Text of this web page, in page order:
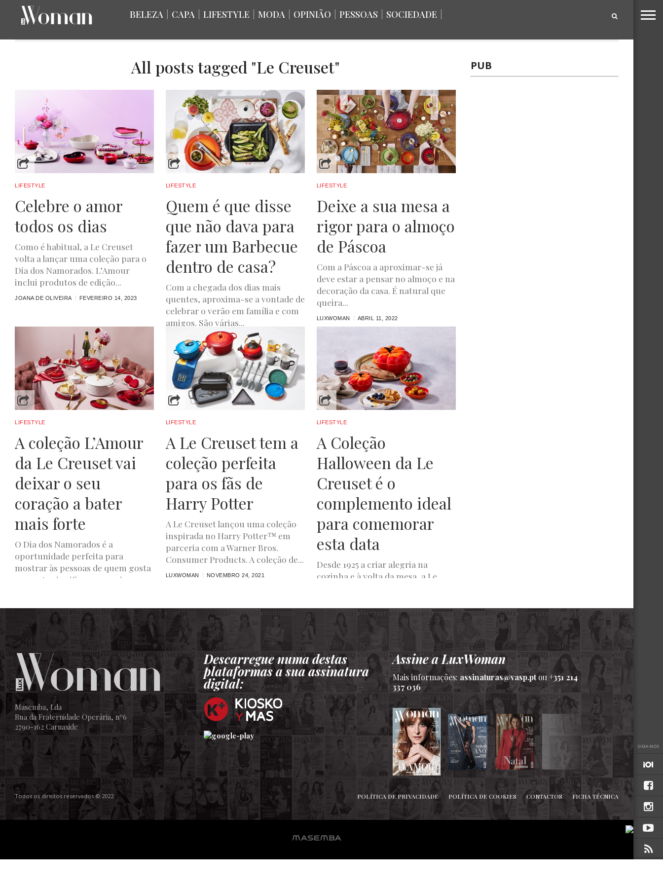
SIGA-NOS
BELEZA CAPA LIFESTYLE MODA OPINIÃO PESSOAS SOCIEDADE
All posts tagged "Le Creuset"
LIFESTYLE
Celebre o amor
todos os dias
Como é habitual, a Le Creuset
volta a lançar uma coleção para o
Dia dos Namorados. L’Amour
inclui produtos de edição...
JOANA DE OLIVEIRA FEVEREIRO 14, 2023
LIFESTYLE
Quem é que disse
que não dava para
fazer um Barbecue
dentro de casa?
Com a chegada dos dias mais
quentes, aproxima-se a vontade de
celebrar o verão em família e com
amigos. São várias...
LUXWOMAN JUNHO 1, 2022
LIFESTYLE
Deixe a sua mesa a
rigor para o almoço
de Páscoa
Com a Páscoa a aproximar-se já
deve estar a pensar no almoço e na
decoração da casa. É natural que
queira...
LUXWOMAN ABRIL 11, 2022
LIFESTYLE
A coleção L’Amour
da Le Creuset vai
deixar o seu
coração a bater
mais forte
O Dia dos Namorados é a
oportunidade perfeita para
mostrar às pessoas de quem gosta
o quanto significam para si e...
LIFESTYLE
A Le Creuset tem a
coleção perfeita
para os fãs de
Harry Potter
A Le Creuset lançou uma coleção
inspirada no Harry Potter™ em
parceria com a Warner Bros.
Consumer Products. A coleção de...
LUXWOMAN NOVEMBRO 24, 2021
LIFESTYLE
A Coleção
Halloween da Le
Creuset é o
complemento ideal
para comemorar
esta data
Desde 1925 a criar alegria na
cozinha e à volta da mesa, a Le
LUXWOMAN OUTUBRO 25, 2021
PUB
Masemba, Lda
Rua da Fraternidade Operária, nº6
2790-162 Carnaxide
Descarregue numa destas
plataformas a sua assinatura
digital:
Assine a LuxWoman
Mais informações: assinaturas@vasp.ptou+351 214
337 036
POLÍTICA DE PRIVACIDADE POLÍTICA DE COOKIES CONTACTOS FICHA TÉCNICA
Todos os direitos reservados © 2022